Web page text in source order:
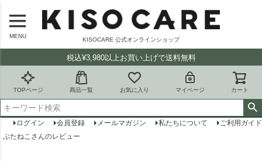
MENU
KISOCARE 公式オンラインショップ
税込¥3,980以上お買い上げで送料無料
TOPページ 商品一覧 お気に入り マイページ カート
ログイン 会員登録 メールマガジン 私たちについて
ご利用ガイド
ぶたねこさんのレビュー